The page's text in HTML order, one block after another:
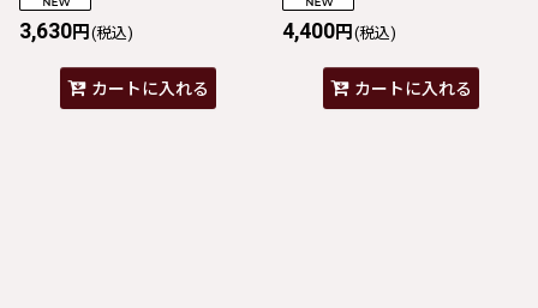
3,630円 (税込)
カートに入れる
4,400円 (税込)
カートに入れる